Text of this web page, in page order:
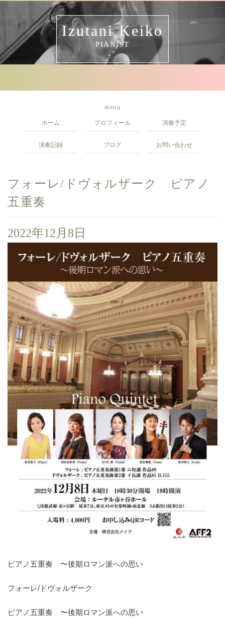
Izutani Keiko
PIANIST
menu
ホーム プロフィール 演奏予定
演奏記録 ブログ お問い合わせ
フォーレ/ドヴォルザーク ピアノ
五重奏
2022年12月8日
ピアノ五重奏 〜後期ロマン派への思い
フォーレ/ドヴォルザーク
ピアノ五重奏 〜後期ロマン派への思い